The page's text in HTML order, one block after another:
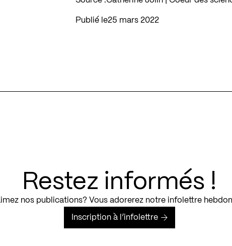
Publié le 25 mars 2022
Restez informés !
nos publications? Vous adorerez notre infolettre
Inscription à l’infolettre